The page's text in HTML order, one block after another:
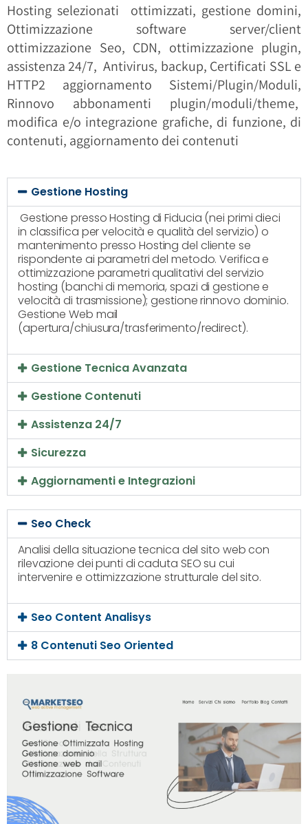
Hosting selezionati ottimizzati, gestione domini,
Ottimizzazione software server/client
ottimizzazione Seo, CDN, ottimizzazione plugin,
assistenza 24/7, Antivirus, backup, Certificati SSL e
HTTP2 aggiornamento Sistemi/Plugin/Moduli,
Rinnovo abbonamenti plugin/moduli/theme,
modifica e/o integrazione grafiche, di funzione, di
contenuti, aggiornamento dei contenuti
Gestione Hosting
Gestione presso Hosting di Fiducia (nei primi dieci
in classifica per velocità e qualità del servizio) o
mantenimento presso Hosting del cliente se
rispondente ai parametri del metodo. Verifica e
ottimizzazione parametri qualitativi del servizio
hosting (banchi di memoria, spazi di gestione e
velocità di trasmissione); gestione rinnovo dominio.
Gestione Web mail
(apertura/chiusura/trasferimento/redirect).
Gestione Tecnica Avanzata
Gestione Contenuti
Assistenza 24/7
Sicurezza
Aggiornamenti e Integrazioni
Seo Check
Analisi della situazione tecnica del sito web con
rilevazione dei punti di caduta SEO su cui
intervenire e ottimizzazione strutturale del sito.
Seo Content Analisys
8 Contenuti Seo Oriented